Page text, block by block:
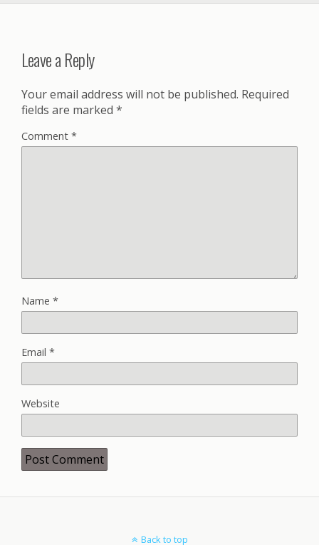
Leave a Reply
Your email address will not be published. Required
fields are marked *
Comment *
Name *
Email *
Website
Back to top